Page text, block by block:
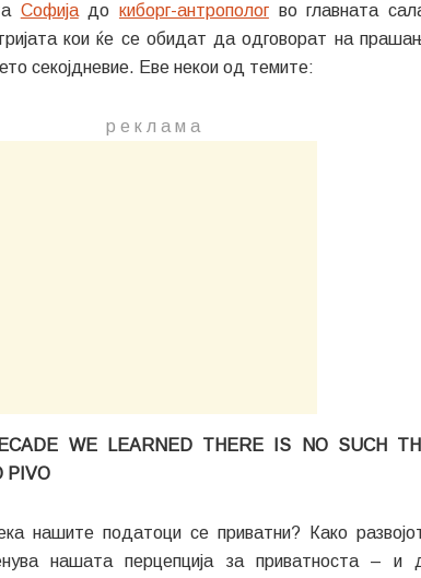
Софијадо киборг-антропологво главната
кои ќе се обидат да одговорат на
секојдневие. Еве некои од темите:
р е к л а м a
WE LEARNED THERE IS NO SUCH
PIVO
нашите податоци се приватни? Како
нашата перцепција за приватноста – и